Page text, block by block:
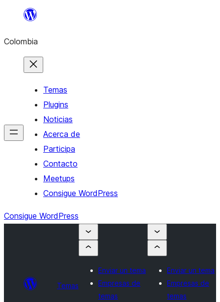
Saltar
contenido
Colombia
Temas
Plugins
Noticias
Acerca de
Participa
Contacto
Meetups
Consigue WordPress
Consigue WordPress
Temas
Enviar un tema
Empresas de
temas
Enviar un tema
Empresas de
temas